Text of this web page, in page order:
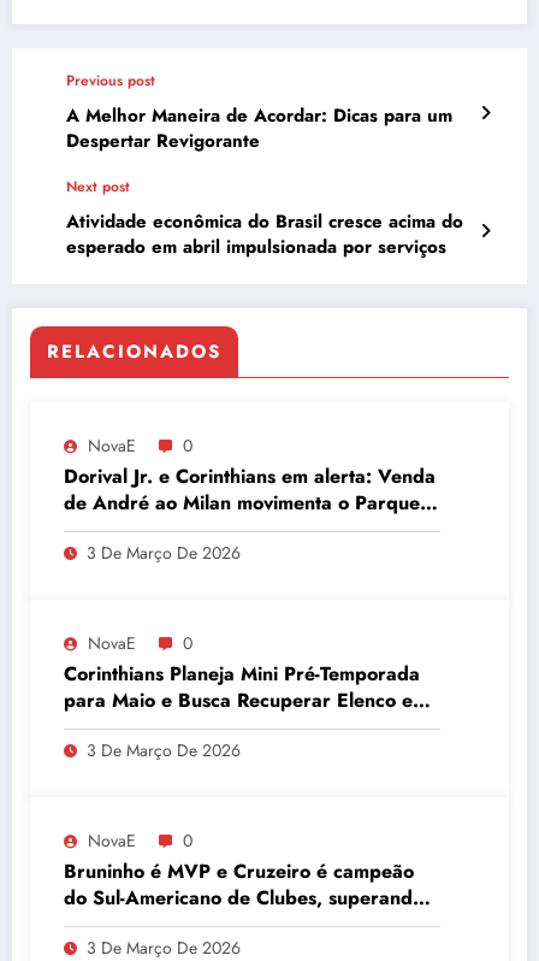
Previous post
A Melhor Maneira de Acordar: Dicas para um
Despertar Revigorante
Next post
Atividade econômica do Brasil cresce acima do
esperado em abril impulsionada por serviços
RELACIONADOS
NovaE 0
Dorival Jr. e Corinthians em alerta: Venda
de André ao Milan movimenta o Parque
São Jorge
3 De Março De 2026
NovaE 0
Corinthians Planeja Mini Pré-Temporada
para Maio e Busca Recuperar Elenco e
Desempenho
3 De Março De 2026
NovaE 0
Bruninho é MVP e Cruzeiro é campeão
do Sul-Americano de Clubes, superando
Campinas
3 De Março De 2026